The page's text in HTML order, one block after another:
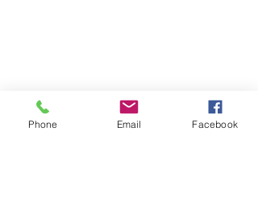
Phone Email Facebook